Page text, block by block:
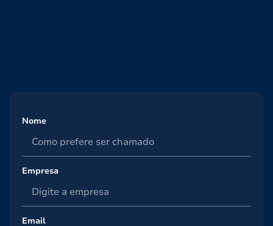
Nome
Empresa
Email